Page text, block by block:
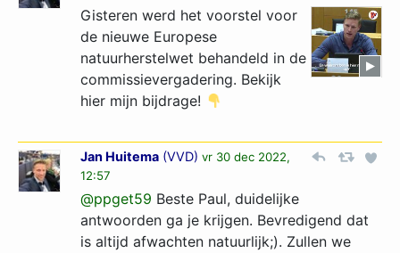
Gisteren werd het voorstel voor
de nieuwe Europese
natuurherstelwet behandeld in de
commissievergadering. Bekijk
hier mijn bijdrage!
Jan Huitema (VVD) vr 30 dec 2022,
12:57
@ppget59 Beste Paul, duidelijke
antwoorden ga je krijgen. Bevredigend dat
is altijd afwachten natuurlijk;). Zullen we